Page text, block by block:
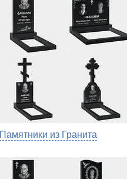
Памятники из Гранита